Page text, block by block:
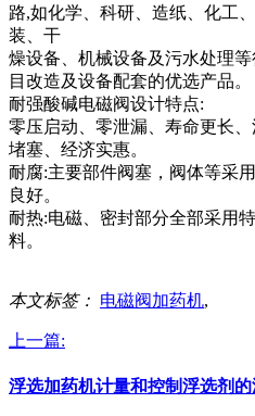
路,如化学、科研、造纸、化工
装、干
燥设备、机械设备及污水处理
目改造及设备配套的优选产品。
耐强酸碱电磁阀设计特点:
零压启动、零泄漏、寿命更长
堵塞、经济实惠。
耐腐:主要部件阀塞，阀体等采
良好。
耐热:电磁、密封部分全部采用
料。
本文标签： 电磁阀加药机,
上一篇:
浮选加药机计量和控制浮选剂的